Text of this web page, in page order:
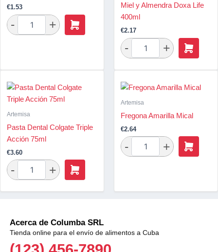
€1.53
Miel y Almendra Doxa Life
400ml
€2.17
Artemisa
Pasta Dental Colgate Triple
Acción 75ml
€3.60
Artemisa
Fregona Amarilla Mical
€2.64
Acerca de Columba SRL
Tienda online para el envío de alimentos a Cuba